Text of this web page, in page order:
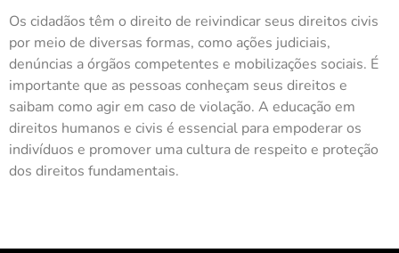
Os cidadãos têm o direito de reivindicar seus direitos civis
por meio de diversas formas, como ações judiciais,
denúncias a órgãos competentes e mobilizações sociais. É
importante que as pessoas conheçam seus direitos e
saibam como agir em caso de violação. A educação em
direitos humanos e civis é essencial para empoderar os
indivíduos e promover uma cultura de respeito e proteção
dos direitos fundamentais.